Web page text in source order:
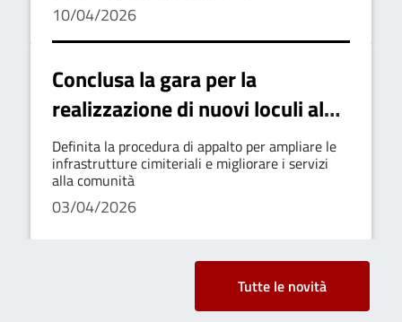
10/04/2026
Conclusa la gara per la
realizzazione di nuovi loculi al
cimitero comunale
Definita la procedura di appalto per ampliare le
infrastrutture cimiteriali e migliorare i servizi
alla comunità
03/04/2026
Tutte le novità